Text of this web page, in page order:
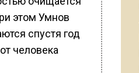
этом Умнов
спустя год
человека